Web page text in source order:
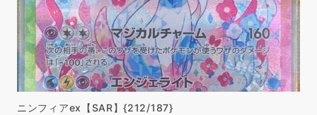
ニンフィアex【SAR】{212/187}